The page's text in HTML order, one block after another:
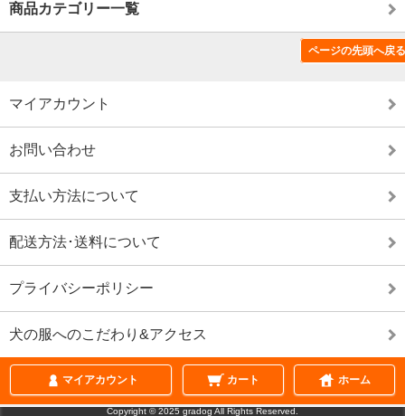
商品カテゴリー一覧
ページの先頭へ戻る
マイアカウント
お問い合わせ
支払い方法について
配送方法･送料について
プライバシーポリシー
犬の服へのこだわり&アクセス
ページの先頭へ戻る
ホーム
カート
マイアカウント
表示切替 : スマートフォン
Copyright © 2025 gradog All Rights Reserved.